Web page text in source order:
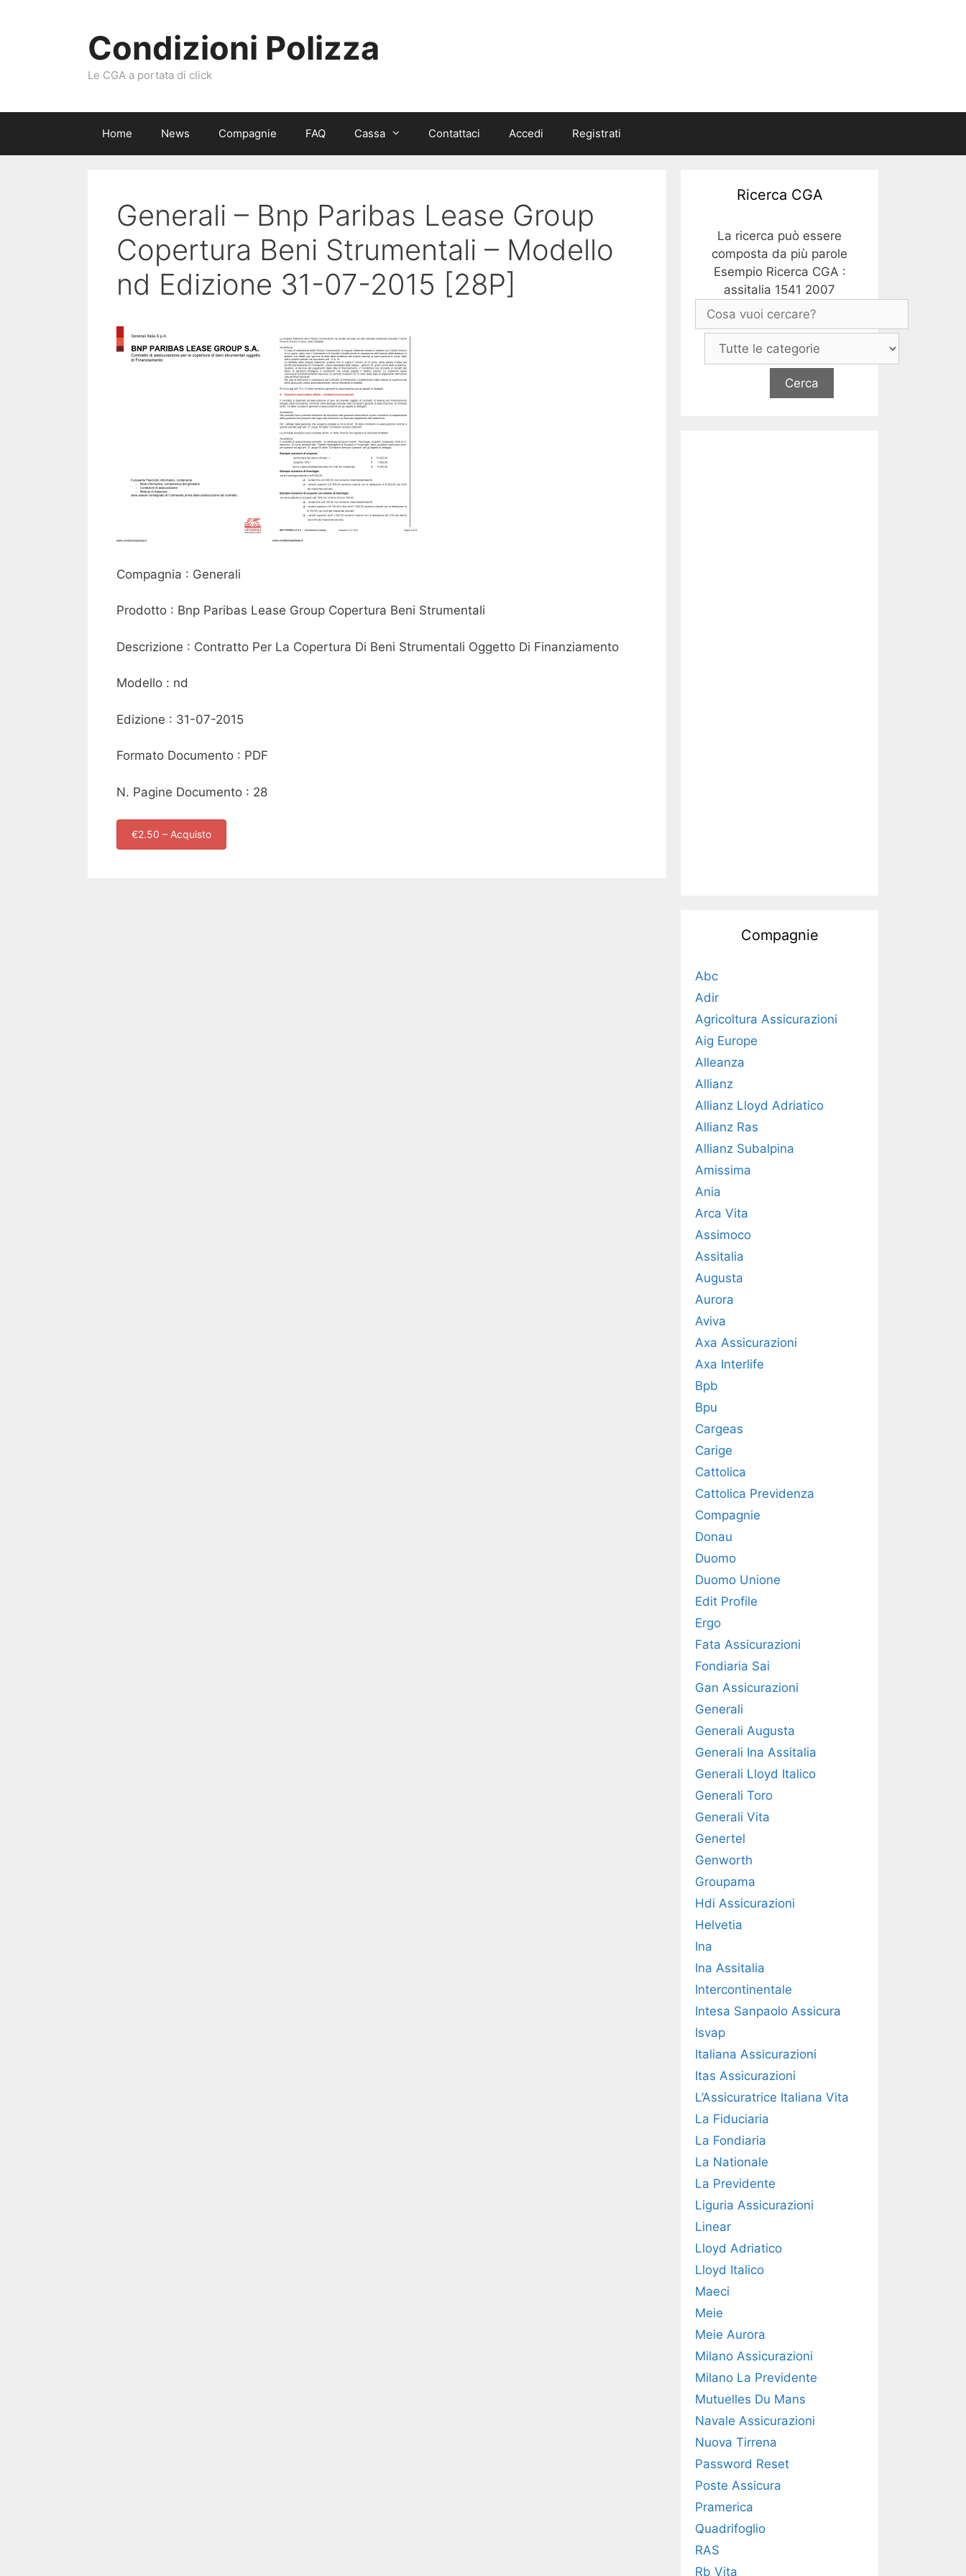
Condizioni Polizza
Le CGA a portata di click
Home News Compagnie FAQ Cassa Contattaci Accedi Registrati
Generali – Bnp Paribas Lease Group
Copertura Beni Strumentali – Modello
nd Edizione 31-07-2015 [28P]
Compagnia : Generali
Prodotto : Bnp Paribas Lease Group Copertura Beni Strumentali
Descrizione : Contratto Per La Copertura Di Beni Strumentali Oggetto Di Finanziamento
Modello : nd
Edizione : 31-07-2015
Formato Documento : PDF
N. Pagine Documento : 28
€2.50 – Acquisto
Ricerca CGA
La ricerca può essere
composta da più parole
Esempio Ricerca CGA :
assitalia 1541 2007
Compagnie
Abc
Adir
Agricoltura Assicurazioni
Aig Europe
Alleanza
Allianz
Allianz Lloyd Adriatico
Allianz Ras
Allianz Subalpina
Amissima
Ania
Arca Vita
Assimoco
Assitalia
Augusta
Aurora
Aviva
Axa Assicurazioni
Axa Interlife
Bpb
Bpu
Cargeas
Carige
Cattolica
Cattolica Previdenza
Compagnie
Donau
Duomo
Duomo Unione
Edit Profile
Ergo
Fata Assicurazioni
Fondiaria Sai
Gan Assicurazioni
Generali
Generali Augusta
Generali Ina Assitalia
Generali Lloyd Italico
Generali Toro
Generali Vita
Genertel
Genworth
Groupama
Hdi Assicurazioni
Helvetia
Ina
Ina Assitalia
Intercontinentale
Intesa Sanpaolo Assicura
Isvap
Italiana Assicurazioni
Itas Assicurazioni
L’Assicuratrice Italiana Vita
La Fiduciaria
La Fondiaria
La Nationale
La Previdente
Liguria Assicurazioni
Linear
Lloyd Adriatico
Lloyd Italico
Maeci
Meie
Meie Aurora
Milano Assicurazioni
Milano La Previdente
Mutuelles Du Mans
Navale Assicurazioni
Nuova Tirrena
Password Reset
Poste Assicura
Pramerica
Quadrifoglio
RAS
Rb Vita